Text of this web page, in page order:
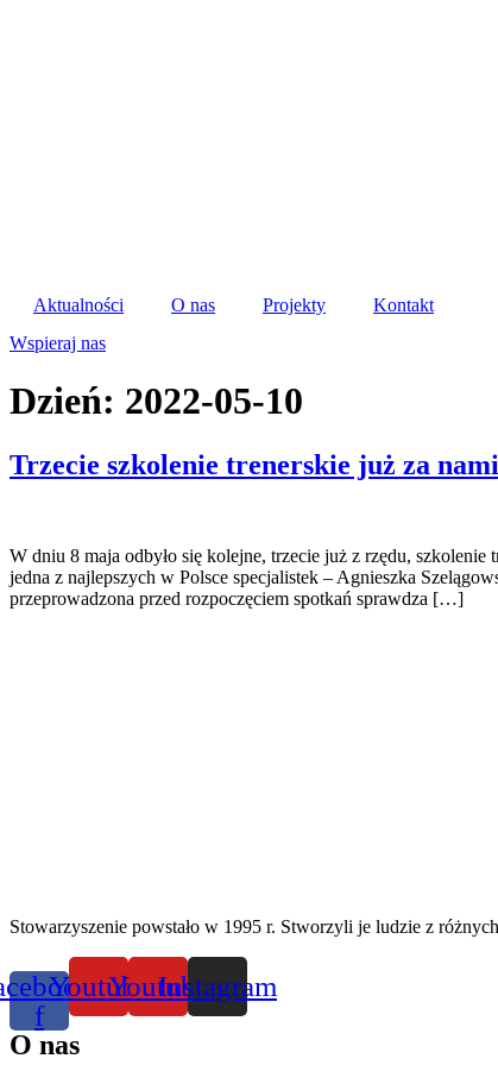
Aktualności O nas Projekty
Kontakt
Wspieraj nas
Dzień: 2022-05-10
Trzecie szkolenie trenerskie już za nami
W dniu 8 maja odbyło się kolejne, trzecie już z rzędu,
jedna z najlepszych w Polsce specjalistek – Agnieszka
przeprowadzona przed rozpoczęciem spotkań sprawdza […]
Stowarzyszenie powstało w 1995 r. Stworzyli je ludzie z
f
YoutubeYoutubeInstagram
O nas